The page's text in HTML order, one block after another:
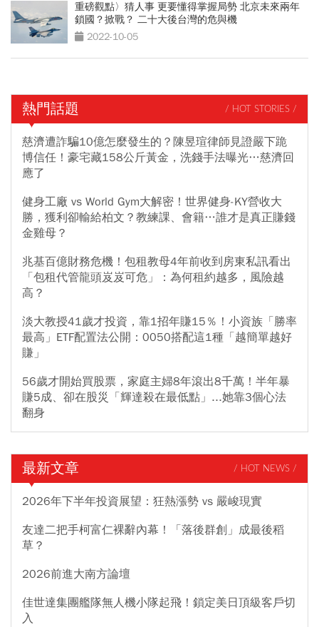
重磅觀點〉猜人事 更要懂得掌握局勢 北京未來兩年
鎖國？掀戰？ 二十大後台灣的危與機
2022-10-05
熱門話題 / HOT STORIES /
慈濟遭詐騙10億怎麼發生的？陳昱瑄律師見證嚴下跪
博信任！豪宅藏158公斤黃金，洗錢手法曝光…慈濟回
應了
健身工廠 vs World Gym大解密！世界健身-KY營收大
勝，獲利卻輸給柏文？教練課、會籍…誰才是真正賺錢
金雞母？
兆基百億財務危機！包租教母4年前收到房東私訊看出
「包租代管龍頭岌岌可危」：為何租約越多，風險越
高？
淡大教授41歲才投資，靠1招年賺15％！小資族「勝率
最高」ETF配置法公開：0050搭配這1種「越簡單越好
賺」
56歲才開始買股票，家庭主婦8年滾出8千萬！半年暴
賺5成、卻在股災「輝達殺在最低點」...她靠3個心法
翻身
最新文章 / HOT NEWS /
2026年下半年投資展望：狂熱漲勢 vs 嚴峻現實
友達二把手柯富仁裸辭內幕！「落後群創」成最後稻
草？
2026前進大南方論壇
佳世達集團艦隊無人機小隊起飛！鎖定美日頂級客戶切
入